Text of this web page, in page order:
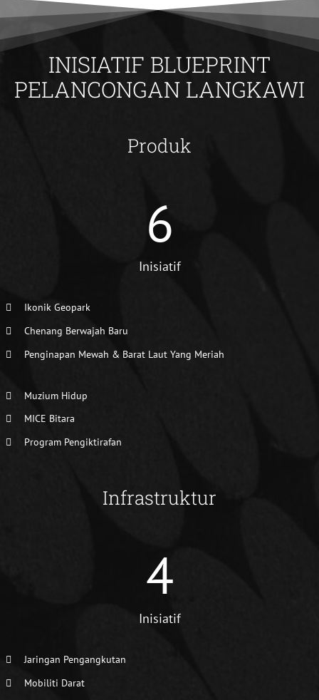
INISIATIF BLUEPRINT
PELANCONGAN LANGKAWI
Produk
6
Inisiatif
Ikonik Geopark
Chenang Berwajah Baru
Penginapan Mewah & Barat Laut Yang Meriah
Muzium Hidup
MICE Bitara
Program Pengiktirafan
Infrastruktur
4
Inisiatif
Jaringan Pengangkutan
Mobiliti Darat